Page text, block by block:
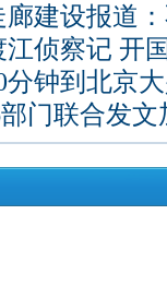
建设报道
侦察记 开
钟到北京
门联合发文